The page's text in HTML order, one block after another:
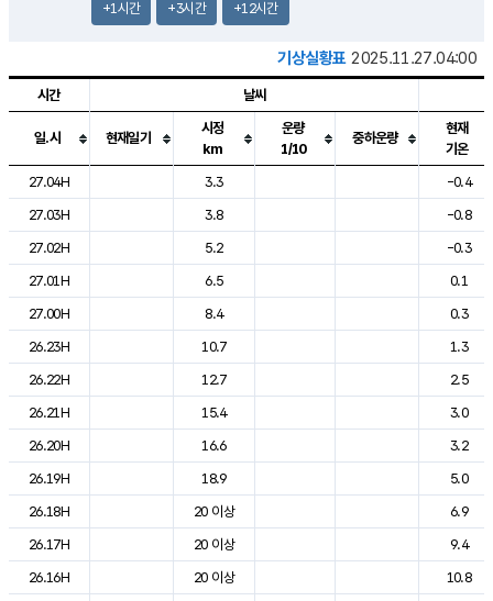
+1시간 +3시간 +12시간
기상실황표 2025.11.27.04:00
도시별 기상실황표로 지점, 날씨, 기온, 강수, 바람, 기압등을 안내한 표입
시간 날씨
일.시 현재일기
시정
km
운량
1/10
중하운량
현재
기온
27.04H
3.3
-0.4
27.03H
3.8
-0.8
27.02H
5.2
-0.3
27.01H
6.5
0.1
27.00H
8.4
0.3
26.23H
10.7
1.3
26.22H
12.7
2.5
26.21H
15.4
3.0
26.20H
16.6
3.2
26.19H
18.9
5.0
26.18H
20 이상
6.9
26.17H
20 이상
9.4
26.16H
20 이상
10.8